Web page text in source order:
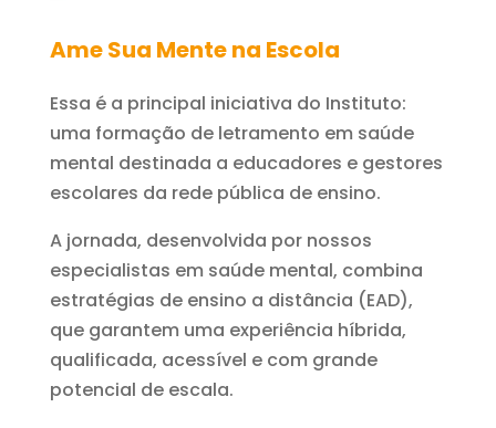
Ame Sua Mente na Escola
Essa é a principal iniciativa do Instituto:
uma formação de letramento em saúde
mental destinada a educadores e gestores
escolares da rede pública de ensino.
A jornada, desenvolvida por nossos
especialistas em saúde mental, combina
estratégias de ensino a distância (EAD),
que garantem uma experiência híbrida,
qualificada, acessível e com grande
potencial de escala.